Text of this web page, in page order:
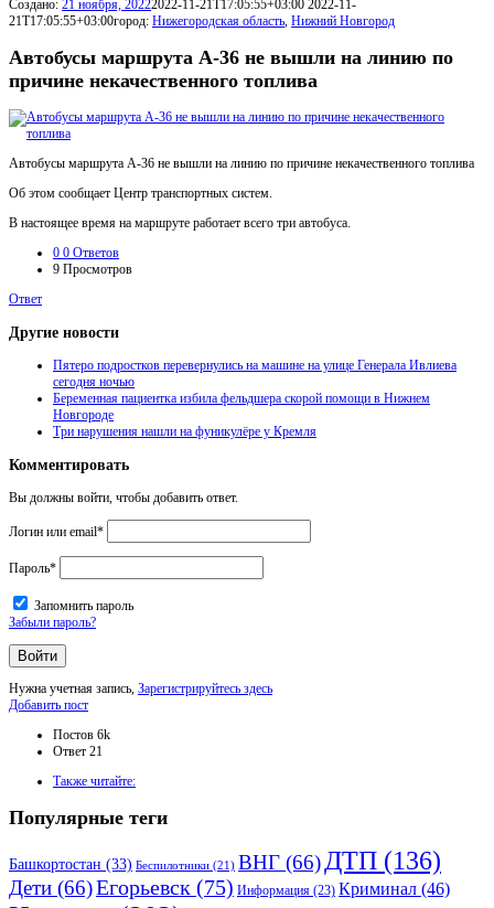
Создано: 21 ноября, 20222022-11-21T17:05:55+03:00 2022-11-
21T17:05:55+03:00город: Нижегородская область, Нижний Новгород
Автобусы маршрута А-36 не вышли на линию по
причине некачественного топлива
Автобусы маршрута А-36 не вышли на линию по причине некачественного топлива
Об этом сообщает Центр транспортных систем.
В настоящее время на маршруте работает всего три автобуса.
0 0 Ответов
9 Просмотров
Ответ
Другие новости
Пятеро подростков перевернулись на машине на улице Генерала Ивлиева
сегодня ночью
Беременная пациентка избила фельдшера скорой помощи в Нижнем
Новгороде
Три нарушения нашли на фуникулёре у Кремля
Комментировать
Вы должны войти, чтобы добавить ответ.
Логин или email*
Пароль*
Запомнить пароль
Забыли пароль?
Нужна учетная запись, Зарегистрируйтесь здесь
Боковая
Добавить пост
Статистика
Постов 6k
Ответ 21
Также читайте:
Популярные теги
Башкортостан (33) Беспилотники (21) ВНГ (66) ДТП (136)
Дети (66)Егорьевск (75) Информация (23) Криминал (46)